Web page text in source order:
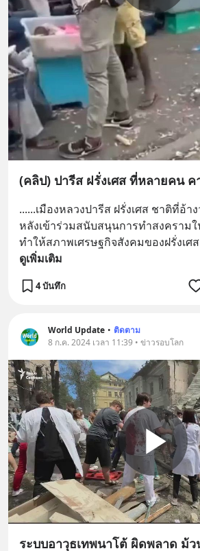
(คลิป) ปารีส ฝรั่งเศส ที่หลายคน ค
......เมืองหลวงปารีส ฝรั่งเศส ชาติที่อ้
หลังเข้าร่วมสนับสนุนการทำสงครามใ
ทำให้สภาพเศรษฐกิจสังคมของฝรั่งเศ
ดูเพิ่มเติม
4 บันทึก
World Update • ติดตาม
8 ก.ค. 2024 เวลา 11:39 • ข่าวรอบโลก
ระบบอาวุธเทพนาโต้ ผิดพลาด ม้ว